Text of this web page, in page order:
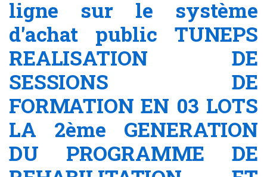
ligne sur le système
d'achat public TUNEPS
REALISATION DE
SESSIONS DE
FORMATION EN 03 LOTS
LA 2ème GENERATION
DU PROGRAMME DE